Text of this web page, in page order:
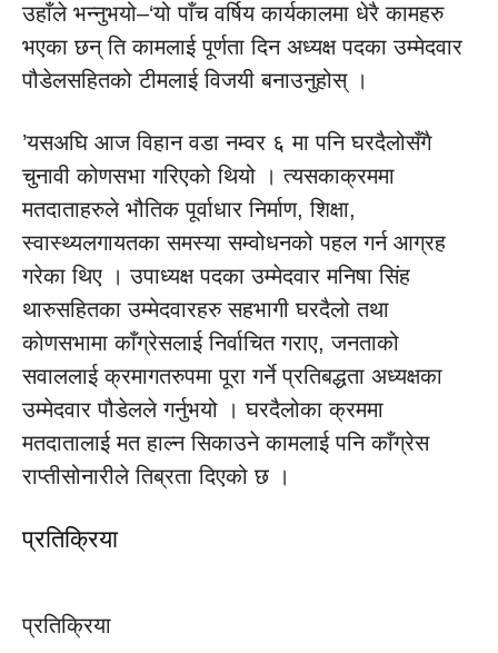
उहाँले भन्नुभयो–‘यो पाँच वर्षिय कार्यकालमा धेरै कामहरु
भएका छन् ति कामलाई पूर्णता दिन अध्यक्ष पदका उम्मेदवार
पौडेलसहितको टीमलाई विजयी बनाउनुहोस् ।
’यसअघि आज विहान वडा नम्वर ६ मा पनि घरदैलोसँगै
चुनावी कोणसभा गरिएको थियो । त्यसकाक्रममा
मतदाताहरुले भौतिक पूर्वाधार निर्माण, शिक्षा,
स्वास्थ्यलगायतका समस्या सम्वोधनको पहल गर्न आग्रह
गरेका थिए । उपाध्यक्ष पदका उम्मेदवार मनिषा सिंह
थारुसहितका उम्मेदवारहरु सहभागी घरदैलो तथा
कोणसभामा काँग्रेसलाई निर्वाचित गराए, जनताको
सवाललाई क्रमागतरुपमा पूरा गर्ने प्रतिबद्धता अध्यक्षका
उम्मेदवार पौडेलले गर्नुभयो । घरदैलोका क्रममा
मतदातालाई मत हाल्न सिकाउने कामलाई पनि काँग्रेस
राप्तीसोनारीले तिब्रता दिएको छ ।
प्रतिक्रिया
प्रतिक्रिया